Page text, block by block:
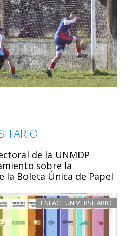
de la UNMDP
sobre la
la Boleta Única de Papel
ENLACE UNIVERSITARIO